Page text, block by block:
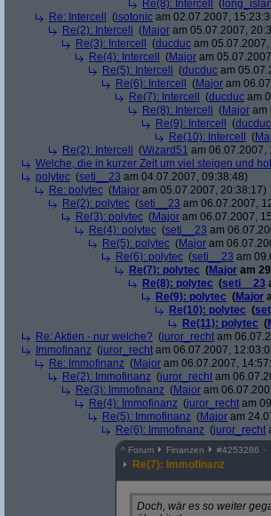
Re(8): Intercell
(
Re: Intercell
(isotonic am 02.07.2007,
Re(2): Intercell
(Major am 05.07.2007,
Re(3): Intercell
(ducduc am
Re(4): Intercell
(Major am
Re(5): Intercell
(ducduc am
Re(6): Intercell
(Major am
Re(7): Intercell
(ducduc am
Re(8): Intercell
(Major am
Re(9): Intercell
(ducduc
Re(10): Intercell
(
Re(2): Intercell
(Wizard51 am 06.07.2007,
Welche, die in kurzer Zeit um viel steigen und
polytec (seti__23 am 04.07.2007, 09:38:48)
Re: polytec (Major am 05.07.2007, 20:38:17)
Re(2): polytec (seti__23 am 06.07.2007,
Re(3): polytec (Major am 06.07.2007,
Re(4): polytec (seti__23 am
Re(5): polytec (Major am
Re(6): polytec (seti__23 am
Re(7): polytec (Major am
Re(8): polytec (seti__23
Re(9): polytec (Major
Re(10): polytec (
Re(11): polytec (
Re: Aktien - nur welche? (juror_recht am
Immofinanz (juror_recht am 06.07.2007,
Re: Immofinanz (Major am 06.07.2007,
Re(2): Immofinanz (juror_recht am
Re(3): Immofinanz (Major am
Re(4): Immofinanz (juror_recht am
Re(5): Immofinanz (Major am
Re(6): Immofinanz (juror_recht
^ Forum Finanzen #4253286
Re(7): Immofinanz
Doch, wär es so weiter